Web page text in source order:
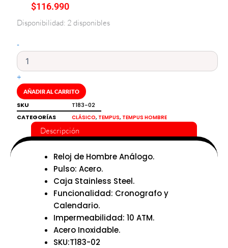
$116.990
Disponibilidad: 2 disponibles
-
Reloj
hombre
análogo
multifuncional
Tempus
cantidad
+
AÑADIR AL CARRITO
SKU
T183-02
CATEGORÍAS
CLÁSICO, TEMPUS, TEMPUS HOMBRE
Descripción
Reloj de Hombre Análogo.
Pulso: Acero.
Caja Stainless Steel.
Funcionalidad: Cronografo y
Calendario.
Impermeabilidad: 10 ATM.
Acero Inoxidable.
SKU:T183-02